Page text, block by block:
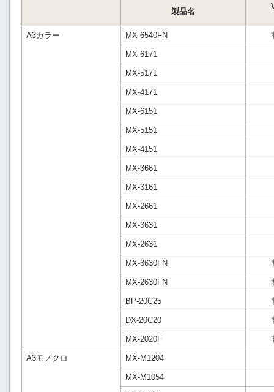
製品名
A3カラー MX-6540FN
MX-6171
MX-5171
MX-4171
MX-6151
MX-5151
MX-4151
MX-3661
MX-3161
MX-2661
MX-3631
MX-2631
MX-3630FN
MX-2630FN
BP-20C25
DX-20C20
MX-2020F
A3モノクロ MX-M1204
MX-M1054